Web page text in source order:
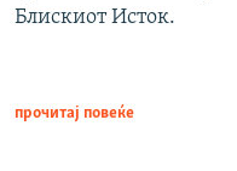
Блискиот Исток.
прочитај повеќе